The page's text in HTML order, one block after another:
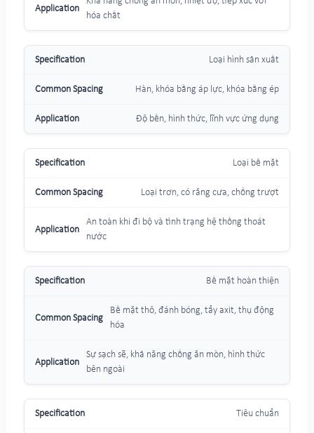
hóa chất
Loại hình sản xuất
Hàn, khóa bằng áp lực, khóa bằng ép
Độ bền, hình thức, lĩnh vực ứng dụng
Loại bề mặt
Loại trơn, có răng cưa, chống trượt
An toàn khi đi bộ và tình trạng hệ thống thoát
nước
Bề mặt hoàn thiện
Bề mặt thô, đánh bóng, tẩy axit, thụ động
hóa
Sự sạch sẽ, khả năng chống ăn mòn, hình thức
bên ngoài
Tiêu chuẩn